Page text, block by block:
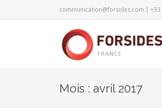
communication@forsides.com | +33
Mois : avril 2017